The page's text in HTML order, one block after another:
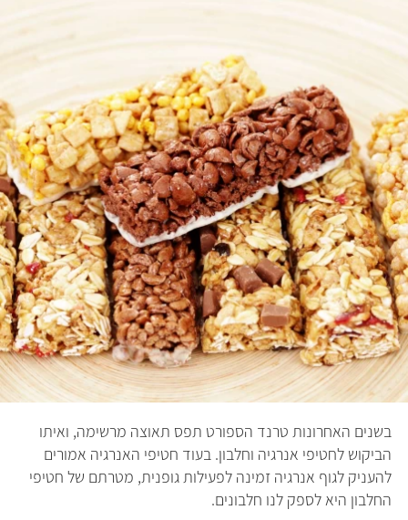
בשנים האחרונות טרנד הספורט תפס תאוצה מרשימה, ואיתו
הביקוש לחטיפי אנרגיה וחלבון. בעוד חטיפי האנרגיה אמורים
להעניק לגוף אנרגיה זמינה לפעילות גופנית, מטרתם של חטיפי
החלבון היא לספק לנו חלבונים.